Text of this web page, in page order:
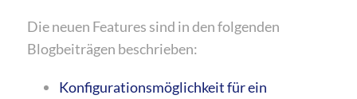
Die neuen Features sind in den folgenden
Blogbeiträgen beschrieben:
Konfigurationsmöglichkeit für ein